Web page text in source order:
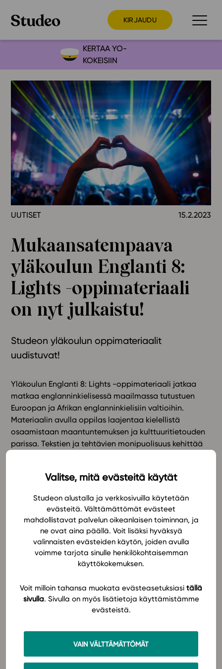
Valitse, mitä evästeitä käytät
Studeon alustalla ja verkkosivuilla käytetään
evästeitä. Välttämättömät evästeet
mahdollistavat palvelun oikeanlaisen toiminnan, ja
ne ovat aina päällä. Voit lisäksi hyväksyä
valinnaisten evästeiden käytön, joiden avulla
voimme tarjota sinulle henkilökohtaisemman
käyttökokemuksen.
Voit milloin tahansa muokata evästeasetuksiasi tällä
sivulla. Sivulla on myös lisätietoja käyttämistämme
evästeistä.
VAIN VÄLTTÄMÄTTÖMÄT
KIRJAUDU
Preppaaja
Opettaja
Opiskelija
Huoltaja
Kokeilutarjous
Ainstain
Alakoulu
Yläkoulu
Lukio
Ominaisuudet
Tapahtumakalenteri
Webinaari­tallenteet
Yhteisö
Suosittelut
Ohjekeskus
Ohjevideot
Tiimi
Tietoa meistä
Tilaa uutiskirje
Ota yhteyttä
KERTAA YO-
KOKEISIIN
UUTISET 15.2.2023
Mukaansa­tempaava
yläkoulun Englanti 8:
Lights -oppimateriaali
on nyt julkaistu!
Studeon yläkoulun oppimateriaalit
uudistuvat!
Yläkoulun Englanti 8: Lights -oppimateriaali jatkaa
matkaa englanninkielisessä maailmassa tutustuen
Euroopan ja Afrikan englanninkielisiin valtioihin.
Materiaalin avulla oppilas laajentaa kielellistä
osaamistaan maantuntemuksen ja kulttuuritietouden
parissa. Tekstien ja tehtävien monipuolisuus kehittää
tekstien aihepiirit on valittu nuorten maailmasta
Englanti 8: Lights auttaa syventämään ääntämistä
sekä kielitietoutta ja kielenkäyttömalleja erilaisissa
arkisissa viestintätilanteissa. Kielioppiosio
harjaannuttaa kielen keskeisiä rakenteita. Oppilas
tutustuu rakenteisiin myös kielioppivideoiden avulla.
englanninkieliseen maailmaan.
Oppimateriaalissa on otettu erityisesti huomioon sekä
eriyttämisen tueksi teksteistä on myös helpotettu
Challenge-luku. Eriyttäminen onnistuu hyvin myös